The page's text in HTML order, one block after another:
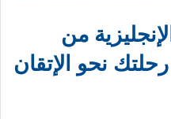
من
نحو الإتقان